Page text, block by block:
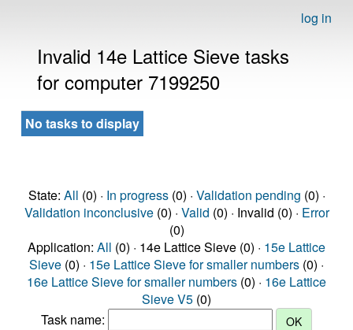
log in
Invalid 14e Lattice Sieve tasks
for computer 7199250
No tasks to display
State: All (0) · In progress(0) · Validation pending (0) ·
Validation inconclusive(0) · Valid (0) · Invalid (0) · Error
(0)
Application: All (0) · 14e Lattice Sieve (0) · 15e Lattice
Sieve (0) · 15e Lattice Sieve for smaller numbers (0) ·
16e Lattice Sieve for smaller numbers (0) · 16e Lattice
Sieve V5 (0)
Task name: